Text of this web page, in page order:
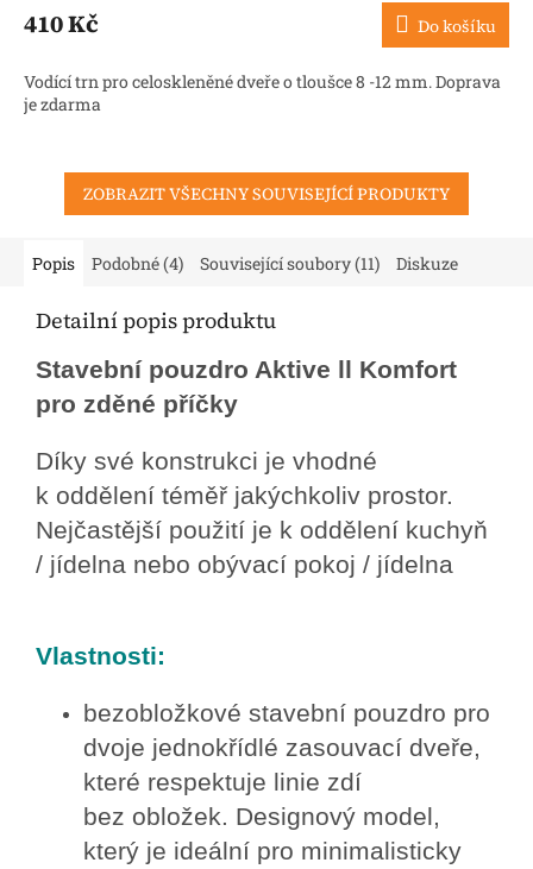
410 Kč Do košíku
Vodící trn pro celoskleněné dveře o tloušce 8 -12 mm. Doprava
je zdarma
ZOBRAZIT VŠECHNY SOUVISEJÍCÍ PRODUKTY
Popis Podobné (4) Související soubory (11) Diskuze
Detailní popis produktu
Stavební pouzdro Aktive ll Komfort
pro zděné příčky
Díky své konstrukci je vhodné
k oddělení téměř jakýchkoliv prostor.
Nejčastější použití je k oddělení kuchyň
/ jídelna nebo obývací pokoj / jídelna
Vlastnosti:
bezobložkové stavební pouzdro pro
dvoje jednokřídlé zasouvací dveře,
které respektuje linie zdí
bez obložek. Designový model,
který je ideální pro minimalisticky